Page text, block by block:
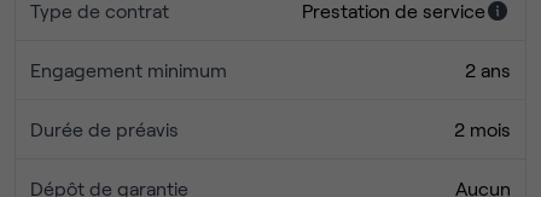
Type de contrat Prestation de service
Engagement minimum 2 ans
Durée de préavis 2 mois
Dépôt de garantie Aucun